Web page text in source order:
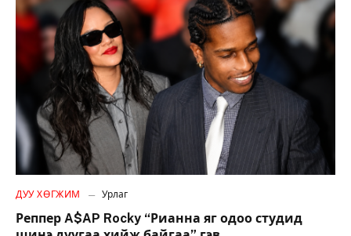
ДУУ ХӨГЖИМ Урлаг
Реппер A$AP Rocky “Рианна яг одоо студид